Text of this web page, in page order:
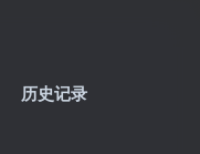
历史记录